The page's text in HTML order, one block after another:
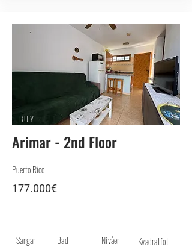
BUY
Arimar - 2nd Floor
Puerto Rico
177.000€
Sängar Bad Nivåer Kvadratfot